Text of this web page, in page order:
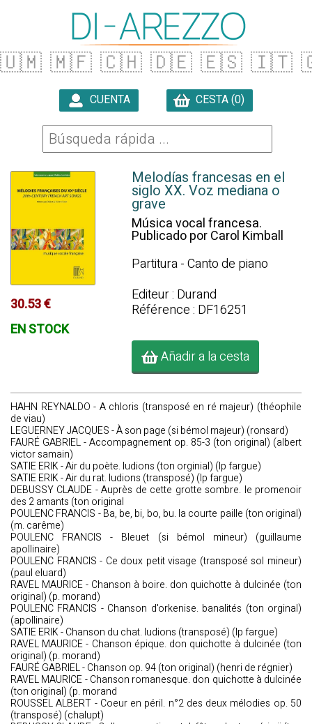
🇺🇲 🇲🇫 🇨🇭 🇩🇪 🇪🇸 🇮🇹
CUENTA CESTA (0)
30.53 €
EN STOCK
Melodías francesas en el
siglo XX. Voz mediana o
grave
Música vocal francesa.
Publicado por Carol Kimball
Partitura - Canto de piano
Editeur : Durand
Référence : DF16251
Añadir a la cesta
HAHN REYNALDO - A chloris (transposé en ré majeur) (théophile
de viau)
LEGUERNEY JACQUES - À son page (si bémol majeur) (ronsard)
FAURÉ GABRIEL - Accompagnement op. 85-3 (ton original) (albert
victor samain)
SATIE ERIK - Air du poète. ludions (ton orginial) (lp fargue)
SATIE ERIK - Air du rat. ludions (transposé) (lp fargue)
DEBUSSY CLAUDE - Auprès de cette grotte sombre. le promenoir
des 2 amants (ton original
POULENC FRANCIS - Ba, be, bi, bo, bu. la courte paille (ton original)
(m. carême)
POULENC FRANCIS - Bleuet (si bémol mineur) (guillaume
apollinaire)
POULENC FRANCIS - Ce doux petit visage (transposé sol mineur)
(paul eluard)
RAVEL MAURICE - Chanson à boire. don quichotte à dulcinée (ton
original) (p. morand)
POULENC FRANCIS - Chanson d'orkenise. banalités (ton orginal)
(apollinaire)
SATIE ERIK - Chanson du chat. ludions (transposé) (lp fargue)
RAVEL MAURICE - Chanson épique. don quichotte à dulcinée (ton
original) (p. morand)
FAURÉ GABRIEL - Chanson op. 94 (ton original) (henri de régnier)
RAVEL MAURICE - Chanson romanesque. don quichotte à dulcinée
(ton original) (p. morand
ROUSSEL ALBERT - Coeur en péril. n°2 des deux mélodies op. 50
(transposé) (chalupt)